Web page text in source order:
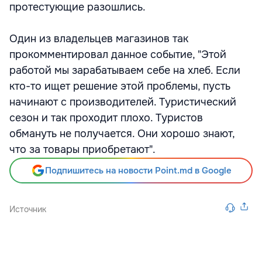
протестующие разошлись.
Один из владельцев магазинов так
прокомментировал данное событие, "Этой
работой мы зарабатываем себе на хлеб. Если
кто-то ищет решение этой проблемы, пусть
начинают с производителей. Туристический
сезон и так проходит плохо. Туристов
обмануть не получается. Они хорошо знают,
что за товары приобретают".
Подпишитесь на новости Point.md в Google
Источник